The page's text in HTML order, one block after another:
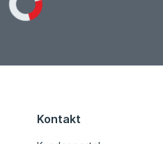
Kontakt